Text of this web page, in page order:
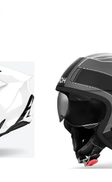
Добави в любими
Сравни продукт
Quick View